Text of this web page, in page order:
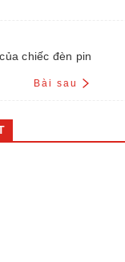
chiếc đèn pin
Bài sau